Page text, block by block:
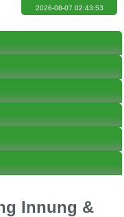
2026-08-07 02:43:53
Innung &